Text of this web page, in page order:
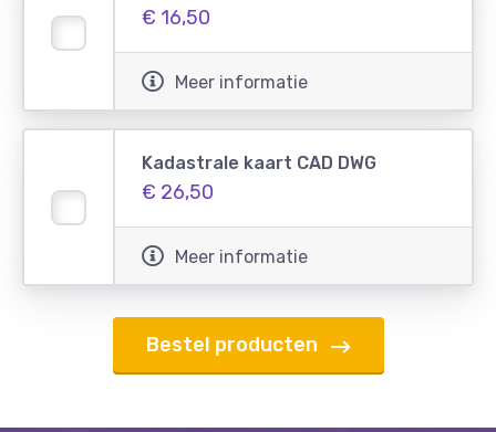
€ 16,50
Meer informatie
Kadastrale kaart CAD DWG
€ 26,50
Meer informatie
Bestel producten